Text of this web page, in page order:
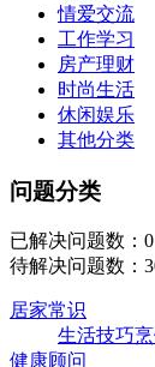
情爱交流
工作学习
房产理财
时尚生活
休闲娱乐
其他分类
问题分类
已解决问题数：0
待解决问题数：
居家常识
生活技巧
健康顾问